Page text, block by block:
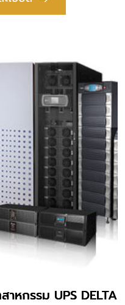
าหกรรม UPS DELTA